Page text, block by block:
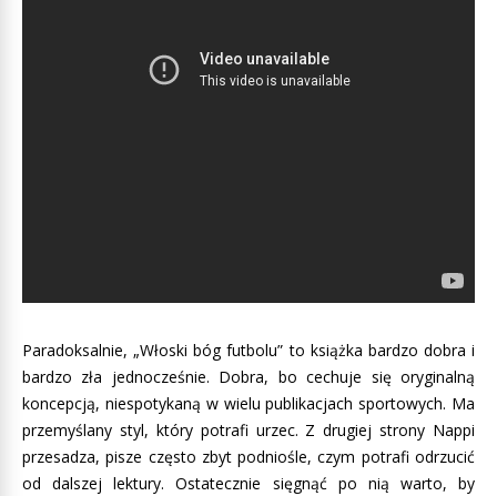
Paradoksalnie, „Włoski bóg futbolu” to książka bardzo dobra i
bardzo zła jednocześnie. Dobra, bo cechuje się oryginalną
koncepcją, niespotykaną w wielu publikacjach sportowych. Ma
przemyślany styl, który potrafi urzec. Z drugiej strony Nappi
przesadza, pisze często zbyt podniośle, czym potrafi odrzucić
od dalszej lektury. Ostatecznie sięgnąć po nią warto, by